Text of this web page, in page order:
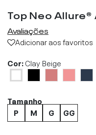
Top Neo
Avaliações
Adicionar aos favoritos
Cor:Clay Beige
Tamanho
P
M G GG